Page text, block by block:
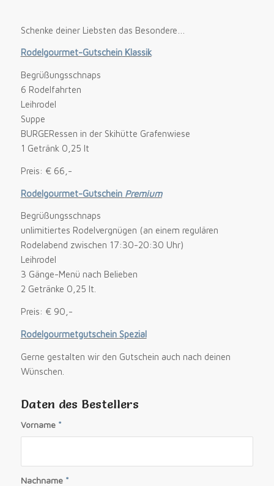
Schenke deiner Liebsten das Besondere…
Rodelgourmet-GutscheinKlassik
Begrüßungsschnaps
6 Rodelfahrten
Leihrodel
Suppe
BURGERessen in der Skihütte Grafenwiese
1 Getränk 0,25 lt
Preis: € 66,-
Rodelgourmet-Gutschein Premium
Begrüßungsschnaps
unlimitiertes Rodelvergnügen (an einem regulären
Rodelabend zwischen 17:30-20:30 Uhr)
Leihrodel
3 Gänge-Menü nach Belieben
2 Getränke 0,25 lt.
Preis: € 90,-
Rodelgourmetgutschein Spezial
Gerne gestalten wir den Gutschein auch nach deinen
Wünschen.
Daten des Bestellers
Vorname *
Nachname *